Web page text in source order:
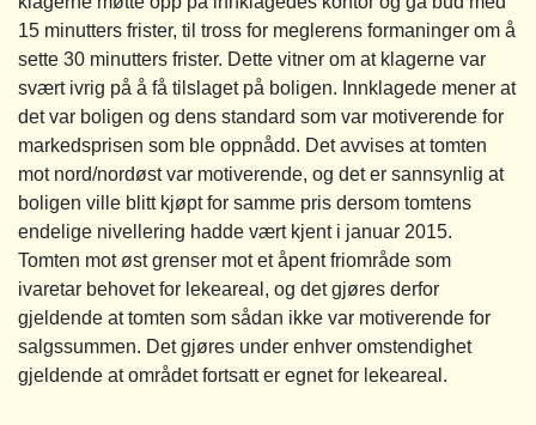
15 minutters frister, til tross for meglerens formaninger om å
sette 30 minutters frister. Dette vitner om at klagerne var
svært ivrig på å få tilslaget på boligen. Innklagede mener at
det var boligen og dens standard som var motiverende for
markedsprisen som ble oppnådd. Det avvises at tomten
mot nord/nordøst var motiverende, og det er sannsynlig at
boligen ville blitt kjøpt for samme pris dersom tomtens
endelige nivellering hadde vært kjent i januar 2015.
Tomten mot øst grenser mot et åpent friområde som
ivaretar behovet for lekeareal, og det gjøres derfor
gjeldende at tomten som sådan ikke var motiverende for
salgssummen. Det gjøres under enhver omstendighet
gjeldende at området fortsatt er egnet for lekeareal.